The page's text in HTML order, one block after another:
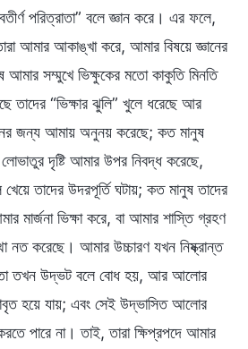
পরিত্রাতা” বলে জ্ঞান করে। এর ফলে,
আমার আকাঙ্খা করে, আমার বিষয়ে জ্ঞানের
সম্মুখে ভিক্ষুকের মতো কাকুতি মিনতি
তাদের “ভিক্ষার ঝুলি” খুলে ধরেছে আর
জন্য আমায় অনুনয় করেছে; কত মানুষ
দৃষ্টি আমার উপর নিবদ্ধ করেছে,
তাদের উদরপূর্তি ঘটায়; কত মানুষ তাদের
মার্জনা ভিক্ষা করে, বা আমার শাস্তি গ্রহণ
নত করেছে। আমার উচ্চারণ যখন নিষ্ক্রান্ত
তখন উদ্ভট বলে বোধ হয়, আর আলোর
হয়ে যায়; এবং সেই উদ্ভাসিত আলোর
পারে না। তাই, তারা ক্ষিপ্রপদে আমার